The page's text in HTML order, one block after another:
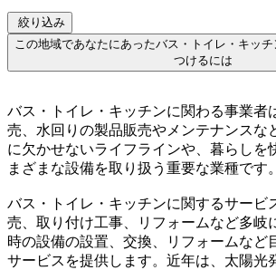
絞り込み
この地域であなたにあったバス・トイレ・キッ
つけるには
バス・トイレ・キッチンに関わる事業者
売、水回りの製品販売やメンテナンスな
に欠かせないライフラインや、暮らしを
まざまな設備を取り扱う重要な業種です。
バス・トイレ・キッチンに関するサービ
売、取り付け工事、リフォームなど多岐
時の設備の設置、交換、リフォームなど
サービスを提供します。近年は、太陽光